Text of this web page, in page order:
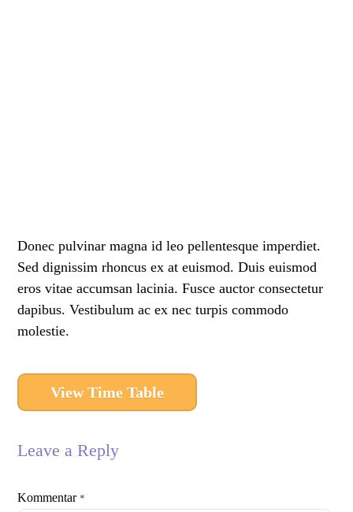
Donec pulvinar magna id leo pellentesque imperdiet.
Sed dignissim rhoncus ex at euismod. Duis euismod
eros vitae accumsan lacinia. Fusce auctor consectetur
dapibus. Vestibulum ac ex nec turpis commodo
molestie.
View Time Table
Leave a Reply
Kommentar*